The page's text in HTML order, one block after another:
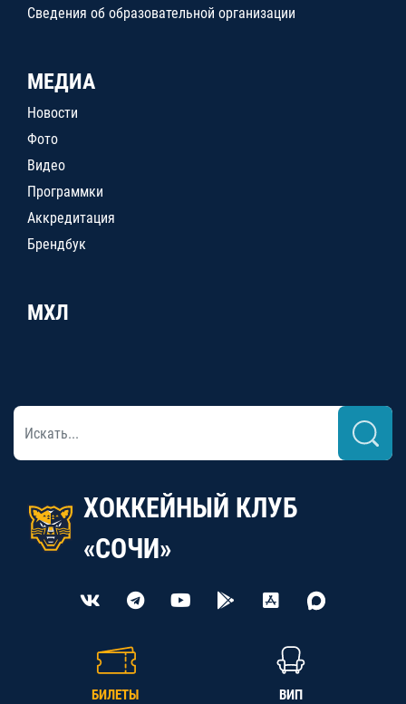
Сведения об образовательной организации
МЕДИА
Новости
Фото
Видео
Программки
Аккредитация
Брендбук
МХЛ
ХОККЕЙНЫЙ КЛУБ
«СОЧИ»
БИЛЕТЫ ВИП